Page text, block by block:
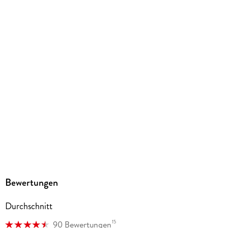
Bewertungen
Durchschnitt
90 Bewertungen15